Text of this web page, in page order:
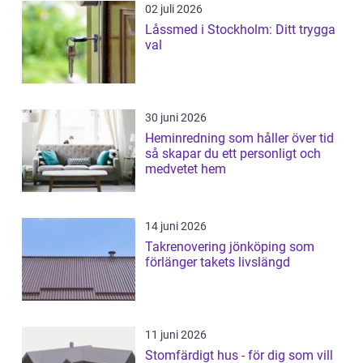
02 juli 2026
Låssmed i Stockholm: Ditt trygga
val
30 juni 2026
Heminredning som håller över tid
så skapar du ett personligt och
medvetet hem
14 juni 2026
Takrenovering jönköping som
förlänger takets livslängd
11 juni 2026
Stomfärdigt hus - för dig som vill